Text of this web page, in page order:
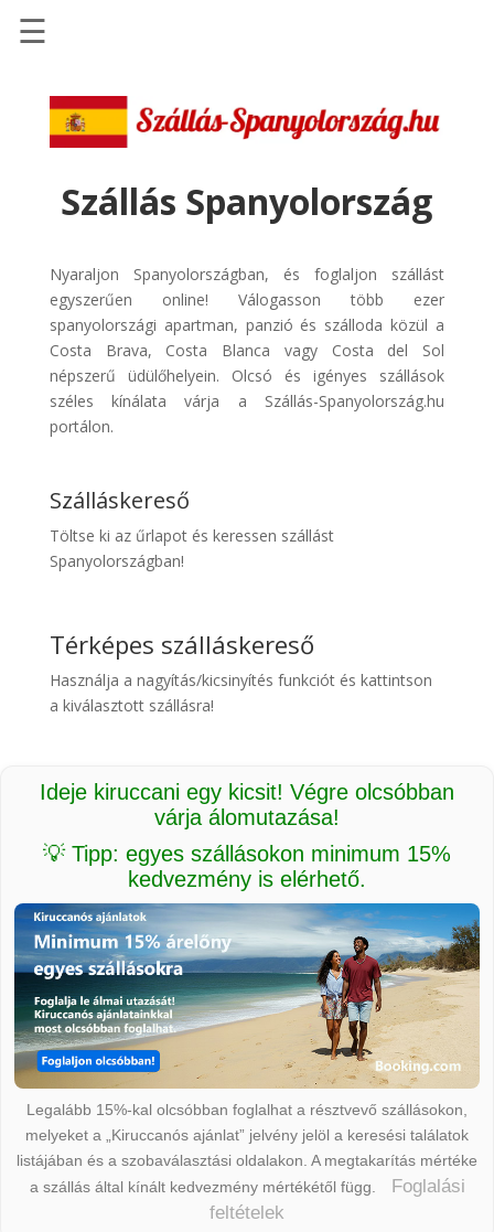
Szállások
Szállásinfo.eu
Repülőjegy
Autóbérlés
Discover
Cars
Transzfer
Taxi
☰
Szállás Spanyolország
Nyaraljon Spanyolországban, és foglaljon szállást
egyszerűen online! Válogasson több ezer
spanyolországi apartman, panzió és szálloda közül a
Costa Brava, Costa Blanca vagy Costa del Sol
népszerű üdülőhelyein. Olcsó és igényes szállások
széles kínálata várja a Szállás-Spanyolország.hu
portálon.
Szálláskereső
Töltse ki az űrlapot és keressen szállást
Spanyolországban!
Térképes szálláskereső
Használja a nagyítás/kicsinyítés funkciót és kattintson
a kiválasztott szállásra!
Ideje kiruccani egy kicsit! Végre olcsóbban
várja álomutazása!
💡 Tipp: egyes szállásokon minimum 15%
kedvezmény is elérhető.
Legalább 15%-kal olcsóbban foglalhat a résztvevő szállásokon,
melyeket a „Kiruccanós ajánlat” jelvény jelöl a keresési találatok
listájában és a szobaválasztási oldalakon. A megtakarítás mértéke
a szállás által kínált kedvezmény mértékétől függ.
Foglalási
feltételek